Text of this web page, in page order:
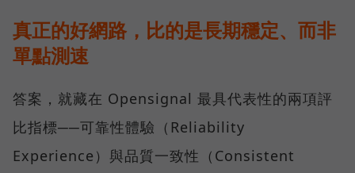
真正的好網路，比的是長期穩定、而非
單點測速
答案，就藏在 Opensignal 最具代表性的兩項評
比指標──可靠性體驗（Reliability
Experience）與品質一致性（Consistent